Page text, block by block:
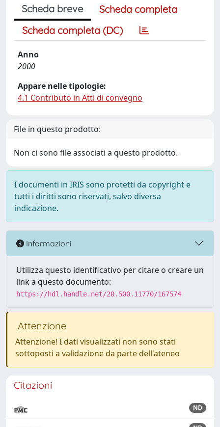
Scheda breve
Scheda completa
Scheda completa (DC)
Anno
2000
Appare nelle tipologie:
4.1 Contributo in Atti di convegno
File in questo prodotto:
Non ci sono file associati a questo prodotto.
I documenti in IRIS sono protetti da copyright e
tutti i diritti sono riservati, salvo diversa
indicazione.
Informazioni
Utilizza questo identificativo per citare o creare un
link a questo documento:
https://hdl.handle.net/20.500.11770/167574
Attenzione
Attenzione! I dati visualizzati non sono stati
sottoposti a validazione da parte dell'ateneo
Citazioni
ND